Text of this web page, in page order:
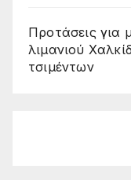
Προτάσεις για
λιμανιού
τσιμέντων